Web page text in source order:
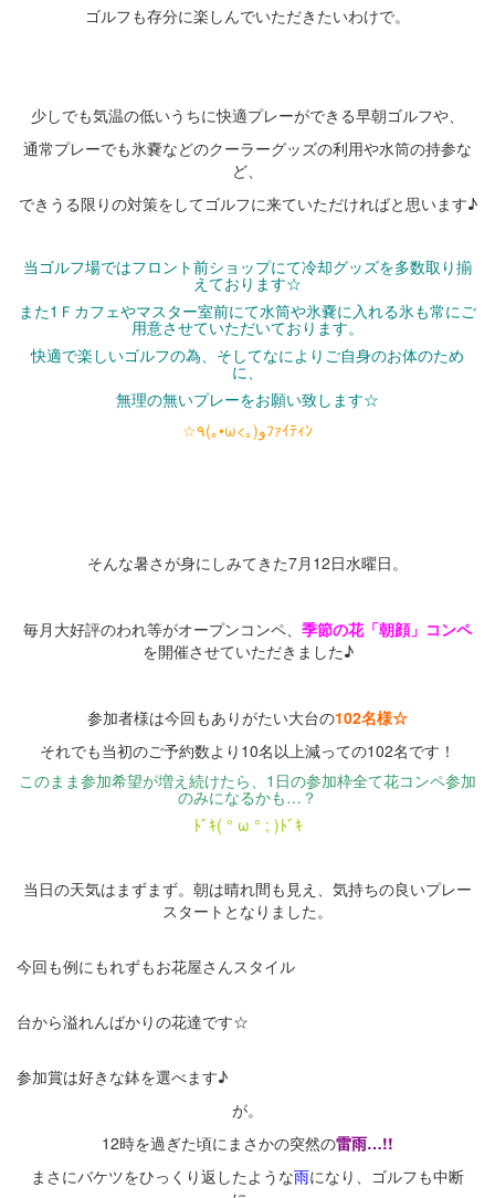
ゴルフも存分に楽しんでいただきたいわけで。
少しでも気温の低いうちに快適プレーができる早朝ゴルフや、
通常プレーでも氷嚢などのクーラーグッズの利用や水筒の持参な
ど、
できうる限りの対策をしてゴルフに来ていただければと思います♪
当ゴルフ場ではフロント前ショップにて冷却グッズを多数取り揃
えております☆
また1Ｆカフェやマスター室前にて水筒や氷嚢に入れる氷も常にご
用意させていただいております。
快適で楽しいゴルフの為、そしてなによりご自身のお体のため
に、
無理の無いプレーをお願い致します☆
☆٩(｡•ω<｡)وﾌｧｲﾃｨﾝ
そんな暑さが身にしみてきた7月12日水曜日。
毎月大好評のわれ等がオープンコンペ、 季節の花「朝顔」コンペ
を開催させていただきました♪
参加者様は今回もありがたい大台の102名様☆
それでも当初のご予約数より10名以上減っての102名です！
このまま参加希望が増え続けたら、1日の参加枠全て花コンペ参加
のみになるかも…？
ﾄﾞｷ( ° ω ° ; )ﾄﾞｷ
当日の天気はまずまず。朝は晴れ間も見え、気持ちの良いプレー
スタートとなりました。
今回も例にもれずもお花屋さんスタイル
台から溢れんばかりの花達です☆
参加賞は好きな鉢を選べます♪
が。
12時を過ぎた頃にまさかの突然の雷雨…!!
まさにバケツをひっくり返したような雨になり、ゴルフも中断